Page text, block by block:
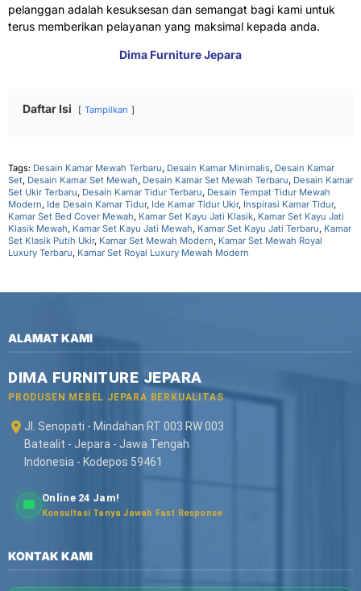
pelanggan adalah kesuksesan dan semangat bagi kami untuk
terus memberikan pelayanan yang maksimal kepada anda.
Dima Furniture Jepara
Daftar Isi Tampilkan
Tags: Desain Kamar Mewah Terbaru, Desain Kamar Minimalis, Desain Kamar
Set, Desain Kamar Set Mewah, Desain Kamar Set Mewah Terbaru, Desain Kamar
Set Ukir Terbaru, Desain Kamar Tidur Terbaru, Desain Tempat Tidur Mewah
Modern, Ide Desain Kamar Tidur, Ide Kamar Tidur Ukir, Inspirasi Kamar Tidur,
Kamar Set Bed Cover Mewah, Kamar Set Kayu Jati Klasik, Kamar Set Kayu Jati
Klasik Mewah, Kamar Set Kayu Jati Mewah, Kamar Set Kayu Jati Terbaru, Kamar
Set Klasik Putih Ukir, Kamar Set Mewah Modern, Kamar Set Mewah Royal
Luxury Terbaru, Kamar Set Royal Luxury Mewah Modern
ALAMAT KAMI
DIMA FURNITURE JEPARA
PRODUSEN MEBEL JEPARA BERKUALITAS
Jl. Senopati - Mindahan RT 003 RW 003
Batealit - Jepara - Jawa Tengah
Indonesia - Kodepos 59461
Online 24 Jam!
Konsultasi Tanya Jawab Fast Response
KONTAK KAMI